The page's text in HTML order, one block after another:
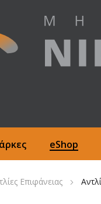
eShop
Επιφάνειας